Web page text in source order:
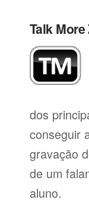
Talk
dos
conseguir
gravação
de um
aluno.